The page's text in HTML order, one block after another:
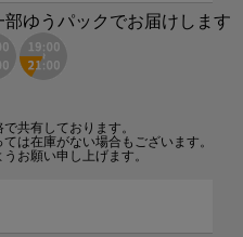
ゆうパックでお届けします
共有しております。
は在庫がない場合もございます。
お願い申し上げます。